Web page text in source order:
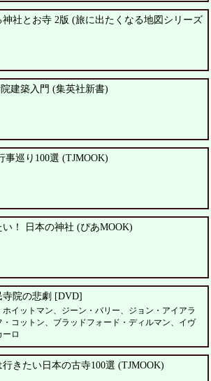
社とお寺 2版 (旅に出たくなる地図シリーズ
建築入門 (集英社新書)
事巡り100選 (TJMOOK)
い！ 日本の神社 (ぴあMOOK)
寺院の悲劇 [DVD]
ホイットマン、ジーン・バリー、ジョン・アイアラ
・コットン、ブラッドフォード・ディルマン、イヴ
ーロ
きたい日本の古寺100選 (TJMOOK)